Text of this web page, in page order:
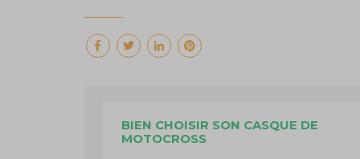
BIEN CHOISIR SON CASQUE DE
MOTOCROSS